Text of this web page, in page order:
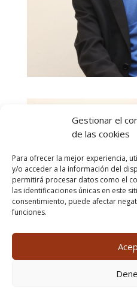
Gestionar el
de las cookies
Para ofrecer la mejor experiencia,
y/o acceder a la información del
permitirá procesar datos como el
las identificaciones únicas en este
consentimiento, puede afectar
funciones.